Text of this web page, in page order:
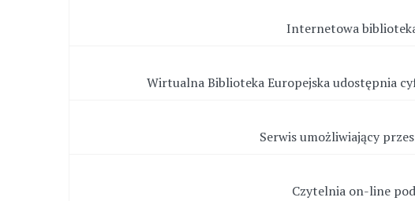
Internetowa
Wirtualna Biblioteka Europejska udostępnia
Serwis umożliwiający
Czytelnia on-line